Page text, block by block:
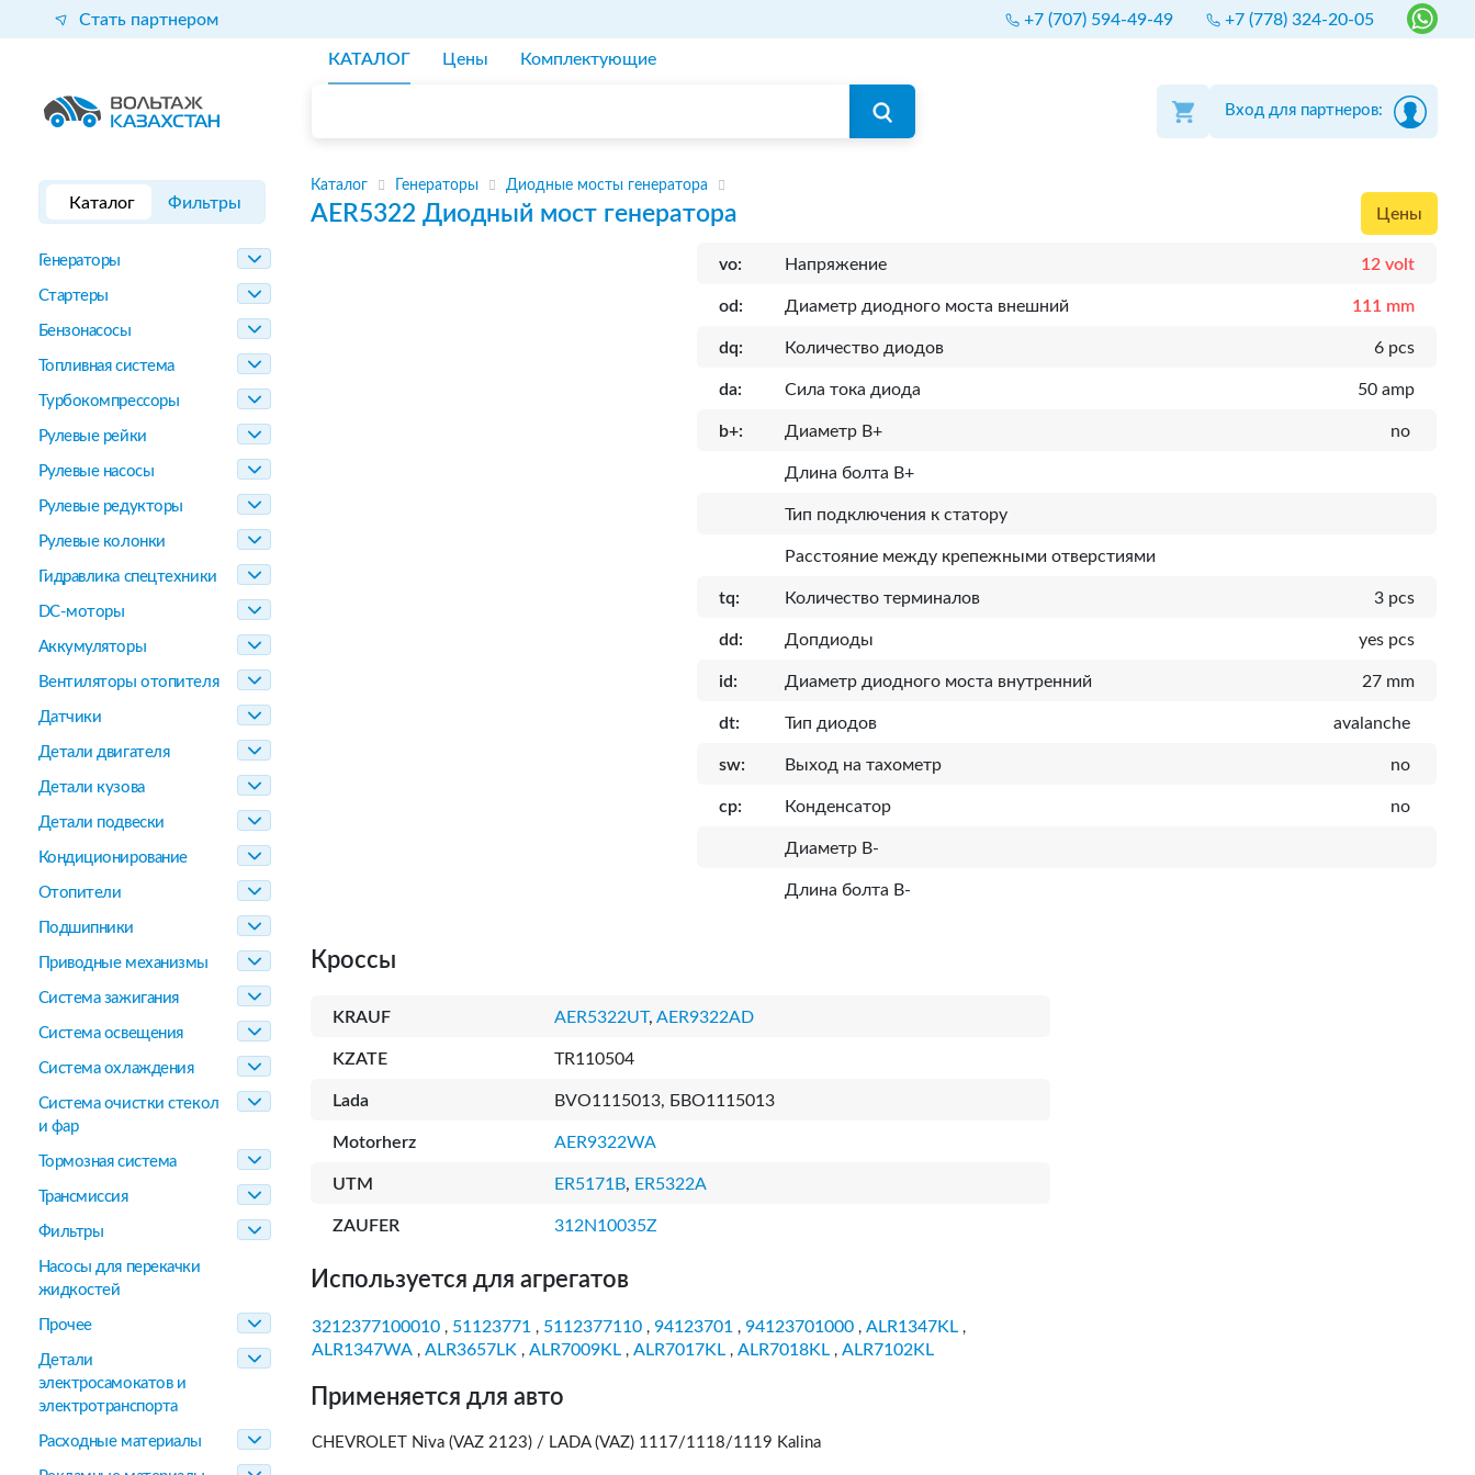
Стать партнером +7 (707) 594-49-49 +7 (778) 324-20-05
КАТАЛОГ Цены Комплектующие
Вход для партнеров:
Каталог Фильтры
Генераторы
Стартеры
Бензонасосы
Топливная система
Турбокомпрессоры
Рулевые рейки
Рулевые насосы
Рулевые редукторы
Рулевые колонки
Гидравлика спецтехники
DC-моторы
Аккумуляторы
Вентиляторы отопителя
Датчики
Детали двигателя
Детали кузова
Детали подвески
Кондиционирование
Отопители
Подшипники
Приводные механизмы
Система зажигания
Система освещения
Система охлаждения
Система очистки стекол
и фар
Тормозная система
Трансмиссия
Фильтры
Насосы для перекачки
жидкостей
Прочее
Детали
электросамокатов и
электротранспорта
Расходные материалы
Каталог Генераторы Диодные мосты генератора
AER5322 Диодный мост генератора Цены
vo: Напряжение 12 volt
od: Диаметр диодного моста внешний 111 mm
dq: Количество диодов 6 pcs
da: Сила тока диода 50 amp
b+: Диаметр B+ no
Длина болта B+
Тип подключения к статору
Расcтояние между крепежными отверстиями
tq: Количество терминалов 3 pcs
dd: Допдиоды yes pcs
id: Диаметр диодного моста внутренний 27 mm
dt: Тип диодов avalanche
sw: Выход на тахометр no
cp: Конденсатор no
Диаметр B-
Длина болта B-
Кроссы
KRAUF AER5322UT, AER9322AD
KZATE TR110504
Lada BVO1115013, БВО1115013
Motorherz AER9322WA
UTM ER5171B, ER5322A
ZAUFER 312N10035Z
Используется для агрегатов
3212377100010 , 51123771 , 5112377110 , 94123701 , 94123701000 , ALR1347KL ,
ALR1347WA , ALR3657LK , ALR7009KL , ALR7017KL , ALR7018KL , ALR7102KL
Применяется для авто
CHEVROLET Niva (VAZ 2123) / LADA (VAZ) 1117/1118/1119 Kalina